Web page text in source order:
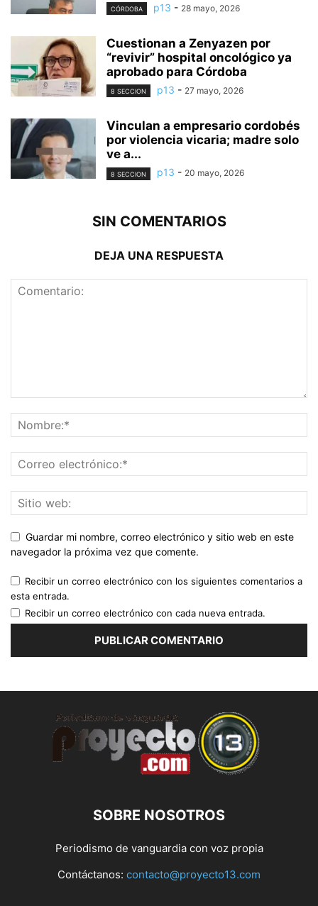
CÓRDOBA p13 - 28 mayo, 2026
Cuestionan a Zenyazen por
“revivir” hospital oncológico ya
aprobado para Córdoba
8 SECCION p13 - 27 mayo, 2026
Vinculan a empresario cordobés
por violencia vicaria; madre solo
ve a...
8 SECCION p13 - 20 mayo, 2026
SIN COMENTARIOS
DEJA UNA RESPUESTA
Guardar mi nombre, correo electrónico y sitio web en este
navegador la próxima vez que comente.
Recibir un correo electrónico con los siguientes comentarios a
esta entrada.
Recibir un correo electrónico con cada nueva entrada.
SOBRE NOSOTROS
Periodismo de vanguardia con voz propia
Contáctanos: contacto@proyecto13.com